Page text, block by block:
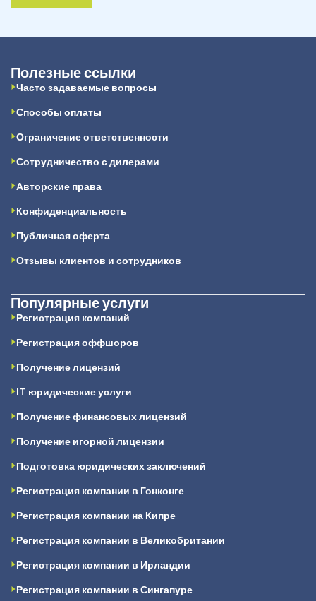
Полезные ссылки
Часто задаваемые вопросы
Способы оплаты
Ограничение ответственности
Сотрудничество с дилерами
Авторские права
Конфиденциальность
Публичная оферта
Отзывы клиентов и сотрудников
Популярные услуги
Регистрация компаний
Регистрация оффшоров
Получение лицензий
IT юридические услуги
Получение финансовых лицензий
Получение игорной лицензии
Подготовка юридических заключений
Регистрация компании в Гонконге
Регистрация компании на Кипре
Регистрация компании в Великобритании
Регистрация компании в Ирландии
Регистрация компании в Сингапуре